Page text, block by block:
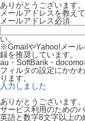
ありがとうございます。
メールアドレスを教え
メールアドレス必須
い。
※GmailやYahoo!メー
録を推奨しています。
au・SoftBank・
フィルタの設定にかか
ります。
入力しました
ありがとうございます。
サービス利用のための
英語と数字8文字以上の